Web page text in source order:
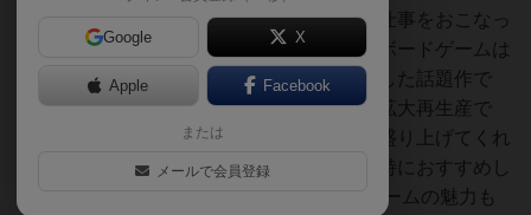
と共存する世界でフレイムキーパーという仕事をおこなっ
て得点を競うボードゲームです。まずこのボードゲームは
キックスターターで一瞬で目標金額を達成した話題作で
す。その内容はワーカープレイスメントの拡大再生産で
す。可愛いアートワークとコマがゲームを盛り上げてくれ
ます。ボードゲームを少し慣れてきた人に特におすすめし
たい作品です。 動画内ではルール説明とゲームの魅力も
Google X
Apple Facebook
または
メールで会員登録